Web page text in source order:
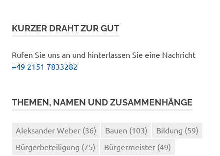
KURZER DRAHT ZUR GUT
Rufen Sie uns an und hinterlassen Sie eine Nachricht
+49 2151 7833282
THEMEN, NAMEN UND ZUSAMMENHÄNGE
Aleksander Weber (36) Bauen (103) Bildung (59)
Bürgerbeteiligung (75) Bürgermeister (49)